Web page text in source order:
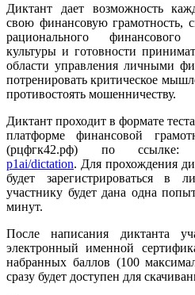
Диктант дает возможность
свою финансовую грамотность,
рационального
культуры и готовности
области управления личными
потренировать критическое
противостоять мошенничеству.
Диктант проходит в формате
платформе финансовой
(рцфгк42.рф) по
p1ai/dictation. Для прохождения
будет зарегистрироваться в
участнику будет дана одна
минут.
После написания диктанта
электронный именной
набранных баллов (100
сразу будет доступен для